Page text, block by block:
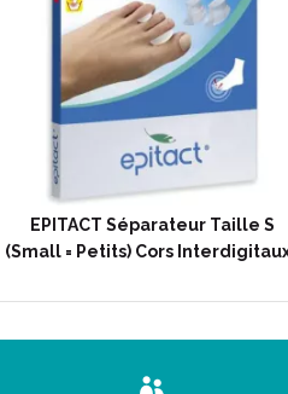
EPITACT Séparateur Taille S
(Small = Petits) Cors